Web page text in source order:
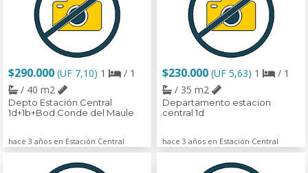
$290.000 (UF 7,10) 1
/ 1
/ 40 m2
Depto Estación Central
1d+1b+Bod Conde del Maule
hace 3 años en Estación Central
$230.000 (UF 5,63) 1
/ 1
/ 35 m2
Departamento estacion
central 1d
hace 3 años en Estación Central